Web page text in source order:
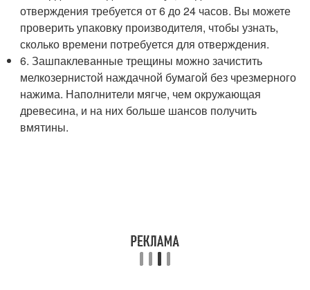
отверждения требуется от 6 до 24 часов. Вы можете
проверить упаковку производителя, чтобы узнать,
сколько времени потребуется для отверждения.
6. Зашпаклеванные трещины можно зачистить
мелкозернистой наждачной бумагой без чрезмерного
нажима. Наполнители мягче, чем окружающая
древесина, и на них больше шансов получить
вмятины.